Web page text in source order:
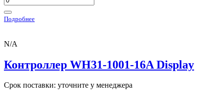
Подробнее
N/A
Контроллер WH31-1001-16A Display
Срок поставки: уточните у менеджера